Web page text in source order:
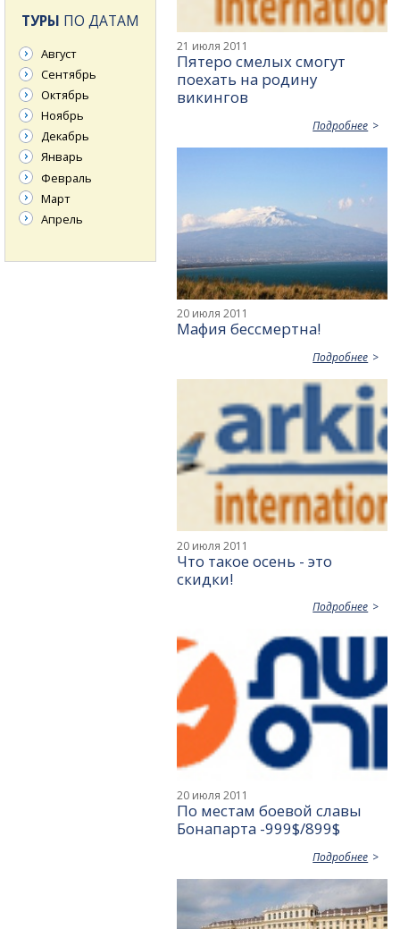
21 июля 2011
Пятеро смелых смогут
поехать на родину
викингов
Подробнее
20 июля 2011
Мафия бессмертна!
Подробнее
20 июля 2011
Что такое осень - это
скидки!
Подробнее
20 июля 2011
По местам боевой славы
Бонапарта -999$/899$
Подробнее
ТУРЫ ПО ДАТАМ
Август
Сентябрь
Октябрь
Ноябрь
Декабрь
Январь
Февраль
Март
Апрель